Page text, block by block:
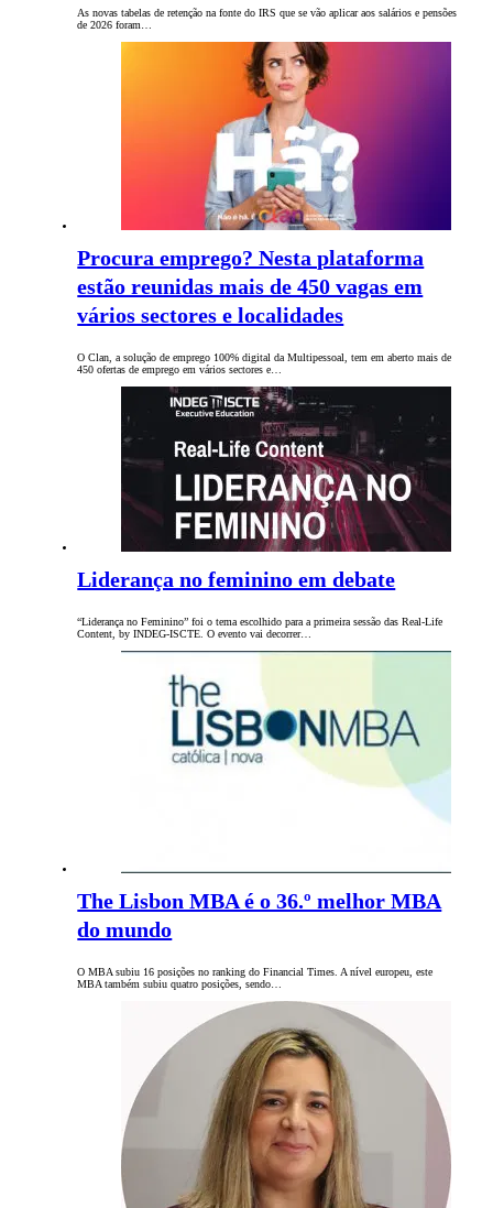
As novas tabelas de retenção na fonte do IRS que se vão aplicar aos salários e pensões
de 2026 foram…
Procura emprego? Nesta plataforma
estão reunidas mais de 450 vagas em
vários sectores e localidades
O Clan, a solução de emprego 100% digital da Multipessoal, tem em aberto mais de
450 ofertas de emprego em vários sectores e…
Liderança no feminino em debate
“Liderança no Feminino” foi o tema escolhido para a primeira sessão das Real-Life
Content, by INDEG-ISCTE. O evento vai decorrer…
The Lisbon MBA é o 36.º melhor MBA
do mundo
O MBA subiu 16 posições no ranking do Financial Times. A nível europeu, este
MBA também subiu quatro posições, sendo…